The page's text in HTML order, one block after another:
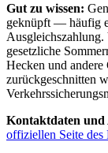
Gut zu wissen:
geknüpft — häufig
gesetzliche
Hecken und
zurückgeschnitten
Kontaktdaten
offiziellen Seite des